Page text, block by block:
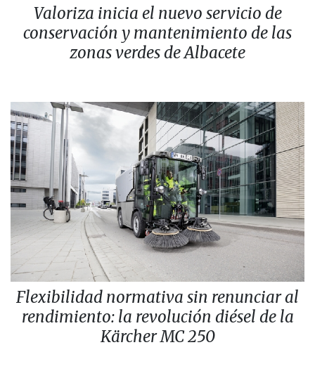
Valoriza inicia el nuevo servicio de
conservación y mantenimiento de las
zonas verdes de Albacete
Flexibilidad normativa sin renunciar al
rendimiento: la revolución diésel de la
Kärcher MC 250